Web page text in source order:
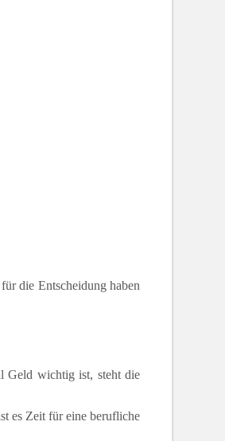
die Entscheidung haben
Geld wichtig ist, steht die
es Zeit für eine berufliche